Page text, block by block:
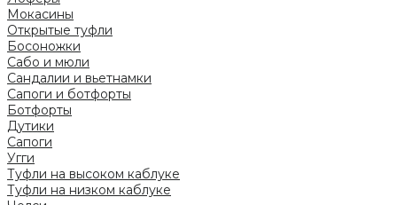
Мокасины
Открытые туфли
Босоножки
Сабо и мюли
Сандалии и вьетнамки
Сапоги и ботфорты
Ботфорты
Дутики
Сапоги
Угги
Туфли на высоком каблуке
Туфли на низком каблуке